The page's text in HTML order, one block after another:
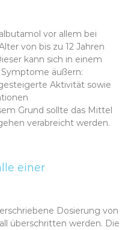
vor allem bei
von bis zu 12 Jahren
kann sich in einem
äußern:
Aktivität sowie
Grund sollte das Mittel
verabreicht werden.
einer
Dosierung von
überschritten werden. Die